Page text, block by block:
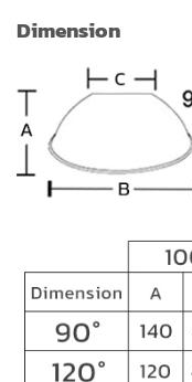
Dimension